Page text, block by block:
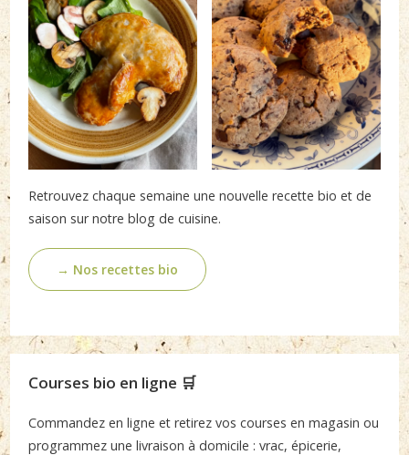
Retrouvez chaque semaine une nouvelle recette bio et de
saison sur notre blog de cuisine.
→ Nos recettes bio
Courses bio en ligne 🛒
Commandez en ligne et retirez vos courses en magasin ou
programmez une livraison à domicile : vrac, épicerie,